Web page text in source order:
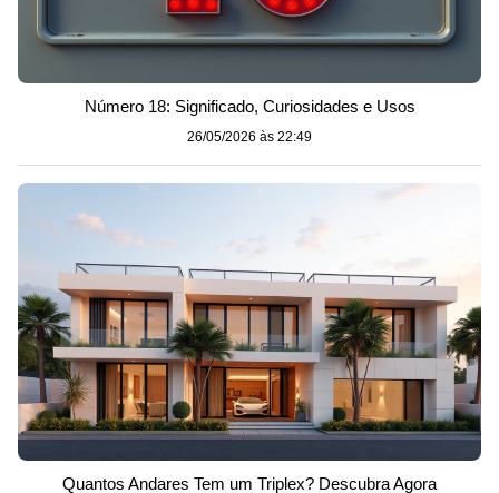
Número 18: Significado, Curiosidades e Usos
26/05/2026 às 22:49
Quantos Andares Tem um Triplex? Descubra Agora